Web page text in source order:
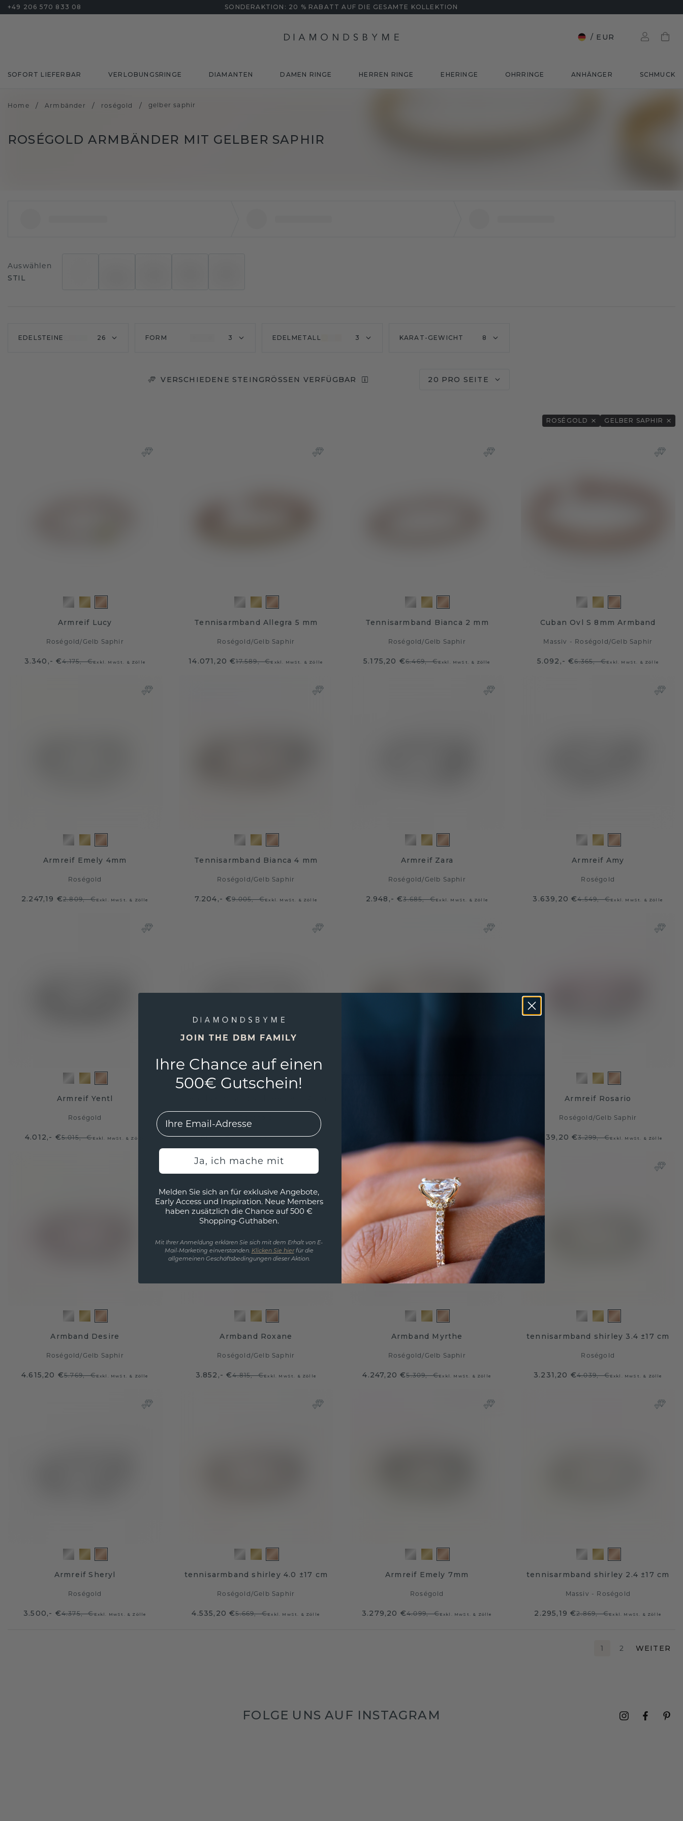
+49 206 570 833 08 SONDERAKTION: 20 % RABATT AUF DIE GESAMTE KOLLEKTION
/ EUR
SOFORT LIEFERBAR VERLOBUNGSRINGE DIAMANTEN DAMEN RINGE HERREN RINGE EHERINGE OHRRINGE ANHÄNGER SCHMUCK
Home / Armbänder / roségold / gelber saphir
ROSÉGOLD ARMBÄNDER MIT GELBER SAPHIR
Auswählen
STIL
EDELSTEINE 26 FORM 3 EDELMETALL 3 KARAT-GEWICHT 8
VERSCHIEDENE STEINGRÖSSEN VERFÜGBAR 20 PRO SEITE
ROSÉGOLD GELBER SAPHIR
Armreif Lucy
Roségold /Gelb Saphir
3.340,- €4.175,- €Exkl. MwSt. & Zölle
Tennisarmband Allegra 5 mm
Roségold /Gelb Saphir
14.071,20 €17.589,- €Exkl. MwSt. & Zölle
Tennisarmband Bianca 2 mm
Roségold /Gelb Saphir
5.175,20 €6.469,- €Exkl. MwSt. & Zölle
Cuban Ovl S 8mm Armband
Massiv - Roségold /Gelb Saphir
5.092,- €6.365,- €Exkl. MwSt. & Zölle
Armreif Emely 4mm
Roségold
2.247,19 €2.809,- €Exkl. MwSt. & Zölle
Tennisarmband Bianca 4 mm
Roségold/Gelb Saphir
7.204,- €9.005,- €Exkl. MwSt. & Zölle
Armreif Zara
Roségold/Gelb Saphir
2.948,- €3.685,- €Exkl. MwSt. & Zölle
Armreif Amy
Roségold
3.639,20 €4.549,- €Exkl. MwSt. & Zölle
Armreif Yentl
Roségold
4.012,- €5.015,- €Exkl. MwSt. & Zölle 1.604,- €2.005,- €Exkl. MwSt. & Zölle
Armreif Rosario
Roségold /Gelb Saphir
2.639,20 €3.299,- €Exkl. MwSt. & Zölle
Armband Desire
Roségold/Gelb Saphir
4.615,20 €5.769,- €Exkl. MwSt. & Zölle
Armband Roxane
Roségold/Gelb Saphir
3.852,- €4.815,- €Exkl. MwSt. & Zölle
Armband Myrthe
Roségold/Gelb Saphir
4.247,20 €5.309,- €Exkl. MwSt. & Zölle
tennisarmband shirley 3.4 ±17 cm
Roségold
3.231,20 €4.039,- €Exkl. MwSt. & Zölle
Armreif Sheryl
Roségold
3.500,- €4.375,- €Exkl. MwSt. & Zölle
tennisarmband shirley 4.0 ±17 cm
Roségold /Gelb Saphir
4.535,20 €5.669,- €Exkl. MwSt. & Zölle
Armreif Emely 7mm
Roségold
3.279,20 €4.099,- €Exkl. MwSt. & Zölle
tennisarmband shirley 2.4 ±17 cm
Massiv - Roségold
2.295,19 €2.869,- €Exkl. MwSt. & Zölle
1 2 WEITER
FOLGE UNS AUF INSTAGRAM
JOIN THE DBM FAMILY
Ihre Chance auf einen
500€ Gutschein!
EMail
Ja, ich mache mit
Melden Sie sich an für exklusive Angebote,
Early Access und Inspiration. Neue Members
haben zusätzlich die Chance auf 500 €
Shopping-Guthaben.
Mit Ihrer Anmeldung erklären Sie sich mit dem Erhalt von E-
Mail-Marketing einverstanden. Klicken Sie hierfür die
allgemeinen Geschäftsbedingungen dieser Aktion.